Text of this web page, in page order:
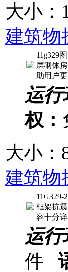
大小：
建筑物
11g329
层砌体
助用户
运行
权：
大小：
建筑物
框架抗
容十分
运行
件